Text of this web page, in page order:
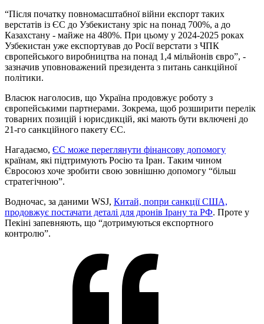
“Після початку повномасштабної війни експорт таких
верстатів із ЄС до Узбекистану зріс на понад 700%, а до
Казахстану - майже на 480%. При цьому у 2024-2025 роках
Узбекистан уже експортував до Росії верстати з ЧПК
європейського виробництва на понад 1,4 мільйонів євро”, -
зазначив уповноважений президента з питань санкційної
політики.
Власюк наголосив, що Україна продовжує роботу з
європейськими партнерами. Зокрема, щоб розширити перелік
товарних позицій і юрисдикцій, які мають бути включені до
21-го санкційного пакету ЄС.
Нагадаємо, ЄС може переглянути фінансову допомогу
країнам, які підтримують Росію та Іран. Таким чином
Євросоюз хоче зробити свою зовнішню допомогу “більш
стратегічною”.
Водночас, за даними WSJ, Китай, попри санкції США,
продовжує постачати деталі для дронів Ірану та РФ. Проте у
Пекіні запевняють, що “дотримуються експортного
контролю”.